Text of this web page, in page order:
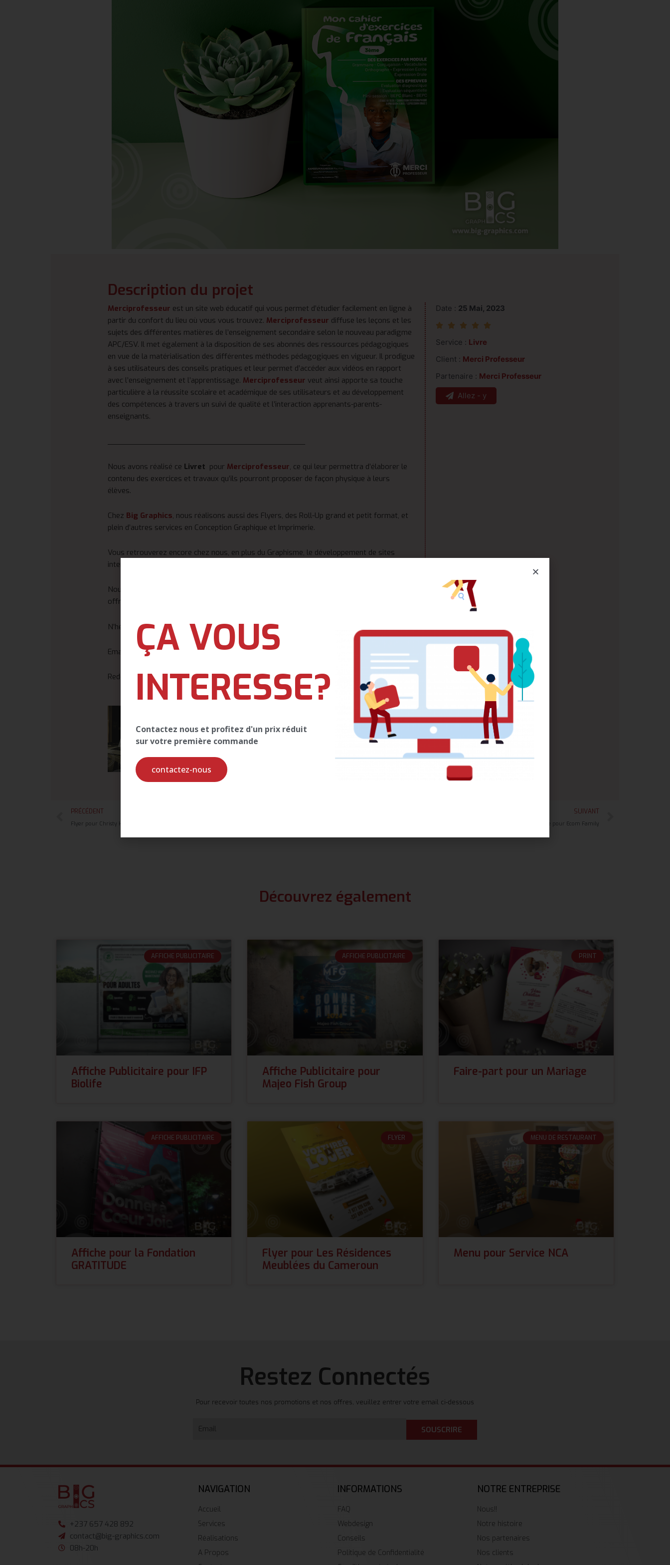
Description du projet
Merciprofesseur est un site web éducatif qui vous permet d’étudier facilement en ligne à
partir du confort du lieu où vous vous trouvez. Merciprofesseur diffuse les leçons et les
sujets des différentes matières de l’enseignement secondaire selon le nouveau paradigme
APC/ESV. Il met également à la disposition de ses abonnés des ressources pédagogiques
en vue de la matérialisation des différentes méthodes pédagogiques en vigueur. Il prodigue
à ses utilisateurs des conseils pratiques et leur permet d’accéder aux vidéos en rapport
avec l’enseignement et l’apprentissage. Merciprofesseur veut ainsi apporte sa touche
particulière à la réussite scolaire et académique de ses utilisateurs et au développement
des compétences à travers un suivi de qualité et l’interaction apprenants-parents-
enseignants.
Nous avons réalisé ce Livret pour Merciprofesseur, ce qui leur permettra d’élaborer le
contenu des exercices et travaux qu’ils pourront proposer de façon physique à leurs
élèves.
Chez Big Graphics, nous réalisons aussi des Flyers, des Roll-Up grand et petit format, et
plein d’autres services en Conception Graphique et Imprimerie.
Vous retrouverez encore chez nous, en plus du Graphisme, le développement de sites
internet vitrines, corporate, e-commerce ou même institutionnels.
Nous vous invitons à continuer la navigation pour mieux découvrir tout ce que nous
offrons.
N’hésitez pas à nous contacter pour nous confier vos travaux.
Email: Contact@big-graphics.com| Tel(WhatsApp):
Redécouvrez le #GRAPHISME !
Date : 25 Mai, 2023
    
Service : Livre
Client : Merci Professeur
Partenaire : Merci Professeur
Allez - y
PRÉCÉDENT
Flyer pour Christy Hair
SUIVANT
Affiche Publicitaire pour Ecom Family
Découvrez également
AFFICHE PUBLICITAIRE
Affiche Publicitaire pour IFP
Biolife
AFFICHE PUBLICITAIRE
Affiche Publicitaire pour
Majeo Fish Group
PRINT
Faire-part pour un Mariage
AFFICHE PUBLICITAIRE
Affiche pour la Fondation
GRATITUDE
FLYER
Flyer pour Les Résidences
Meublées du Cameroun
MENU DE RESTAURANT
Menu pour Service NCA
Restez Connectés
Pour recevoir toutes nos promotions et nos offres, veuillez entrer votre email ci-dessous
SOUSCRIRE
+237 657 428 892
contact@big-graphics.com
08h-20h
NAVIGATION
Accueil
Services
Réalisations
A Propos
INFORMATIONS
FAQ
Webdesign
Conseils
Politique de Confidentialité
NOTRE ENTREPRISE
Nous!!
Notre histoire
Nos partenaires
Nos clients
ÇA VOUS
INTERESSE?
Contactez nous et profitez d'un prix réduit
sur votre première commande
contactez-nous